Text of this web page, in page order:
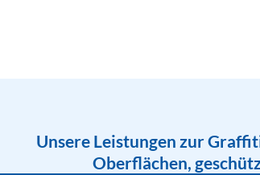
Unsere Leistungen zur
Oberflächen,